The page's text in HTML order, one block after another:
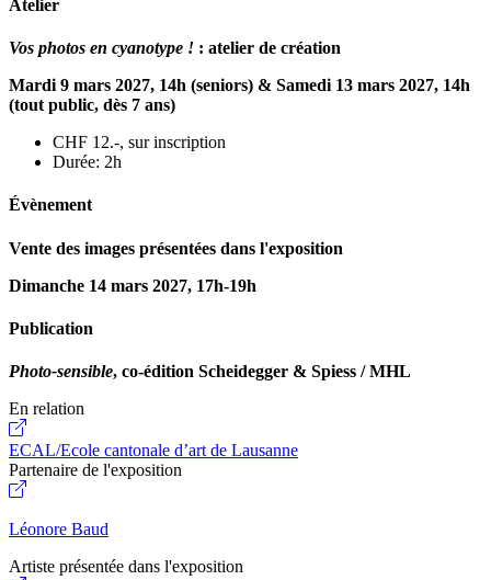
Atelier
Vos photos en cyanotype ! : atelier de création
Mardi 9 mars 2027, 14h (seniors) & Samedi 13 mars 2027, 14h
(tout public, dès 7 ans)
CHF 12.-, sur inscription
Durée: 2h
Évènement
Vente des images présentées dans l'exposition
Dimanche 14 mars 2027, 17h-19h
Publication
Photo-sensible, co-édition Scheidegger & Spiess / MHL
En relation
ECAL/Ecole cantonale d’art de Lausanne
Partenaire de l'exposition
Léonore Baud
Artiste présentée dans l'exposition